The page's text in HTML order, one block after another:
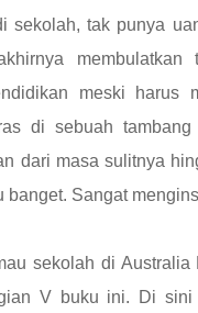
sekolah, tak punya
membulatkan
meski harus
di sebuah tambang
dari masa sulitnya
banget. Sangat
sekolah di Australia
V buku ini. Di